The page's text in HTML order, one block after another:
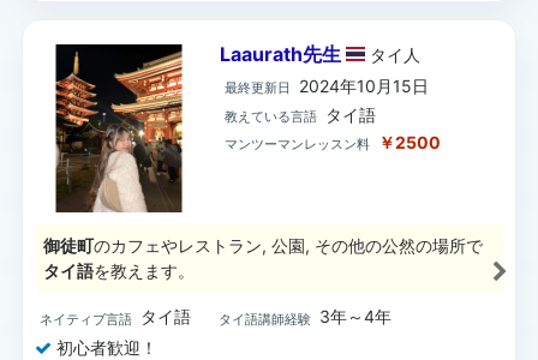
Laaurath先生 タイ 人
最終更新日 2024年10月15日
教えている言語 タイ語
マンツーマンレッスン料 ￥2500
御徒町のカフェやレストラン, 公園, その他の公然の場所で
タイ語を教えます。
ネイティブ言語 タイ語 タイ語講師経験
3年～4年
初心者歓迎！